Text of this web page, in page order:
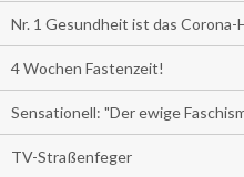
Nr. 1 Gesundheit ist das Corona-
4 Wochen Fastenzeit!
Sensationell: "Der ewige
TV-Straßenfeger